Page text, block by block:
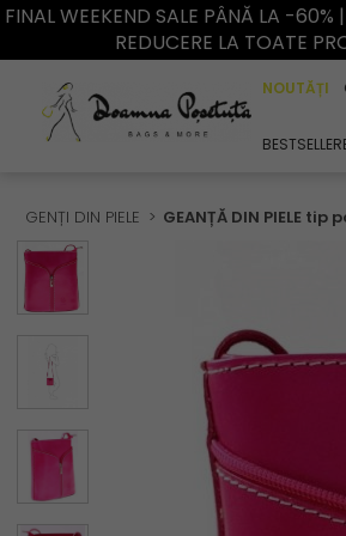
FINAL WEEKEND SALE PÂNĂ LA -
REDUCERE LA TOATE
NOUTĂȚI
GENȚI DIN PIELE GEANȚĂ DIN PIELE